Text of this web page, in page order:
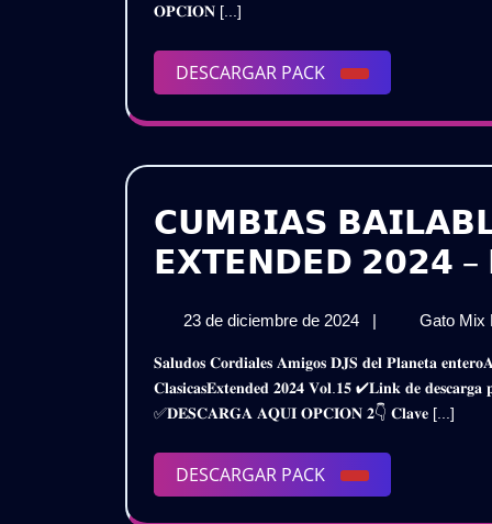
𝐎𝐏𝐂𝐈𝐎𝐍 [...]
DESCARGAR PACK
DESCARGAR
PACK
𝗖𝗨𝗠𝗕𝗜𝗔𝗦
𝗘𝗫𝗧𝗘𝗡𝗗𝗘𝗗 𝟮𝟬𝟮𝟰
23 de diciembre de 2024
23
diciembre
de
2024
| Gato Mix
𝐒𝐚𝐥𝐮𝐝𝐨𝐬 𝐂𝐨𝐫𝐝𝐢𝐚𝐥𝐞𝐬 𝐀𝐦𝐢𝐠𝐨𝐬 𝐃𝐉𝐒 𝐝𝐞𝐥 𝐏𝐥𝐚𝐧𝐞𝐭𝐚 𝐞𝐧𝐭𝐞𝐫𝐨𝐀𝐪𝐮𝐢 𝐥𝐞𝐬 𝐏𝐫𝐞𝐬𝐞𝐧𝐭𝐨 𝐞𝐬𝐭𝐞 𝐌𝐞𝐠𝐚 𝐏𝐚𝐜𝐤𝐂𝐮𝐦𝐛𝐢𝐚𝐬 𝐁𝐚𝐢𝐥𝐚𝐛𝐥𝐞𝐬
𝐂𝐥𝐚𝐬𝐢𝐜𝐚𝐬𝐄𝐱𝐭𝐞𝐧𝐝𝐞𝐝 𝟐𝟎𝟐𝟒 𝐕𝐨𝐥.𝟏𝟓 ✔𝐋𝐢𝐧𝐤 𝐝𝐞
✅𝐃𝐄𝐒𝐂𝐀𝐑𝐆𝐀 𝐀𝐐𝐔𝐈 𝐎𝐏𝐂𝐈𝐎𝐍 𝟐👇 𝐂𝐥𝐚𝐯𝐞 [...]
DESCARGAR PACK
DESCARGAR
PACK